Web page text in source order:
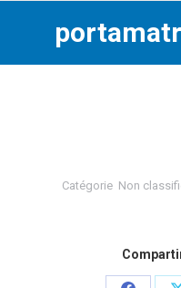
Catégorie Non